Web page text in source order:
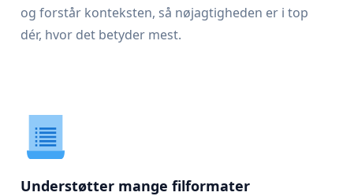
og forstår konteksten, så nøjagtigheden er i top
dér, hvor det betyder mest.
Understøtter mange filformater